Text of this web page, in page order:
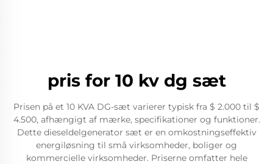
pris for 10 kv dg sæt
Prisen på et 10 KVA DG-sæt varierer typisk fra $ 2.000 til $
4.500, afhængigt af mærke, specifikationer og funktioner.
Dette dieseldelgenerator sæt er en omkostningseffektiv
energiløsning til små virksomheder, boliger og
kommercielle virksomheder. Priserne omfatter hele